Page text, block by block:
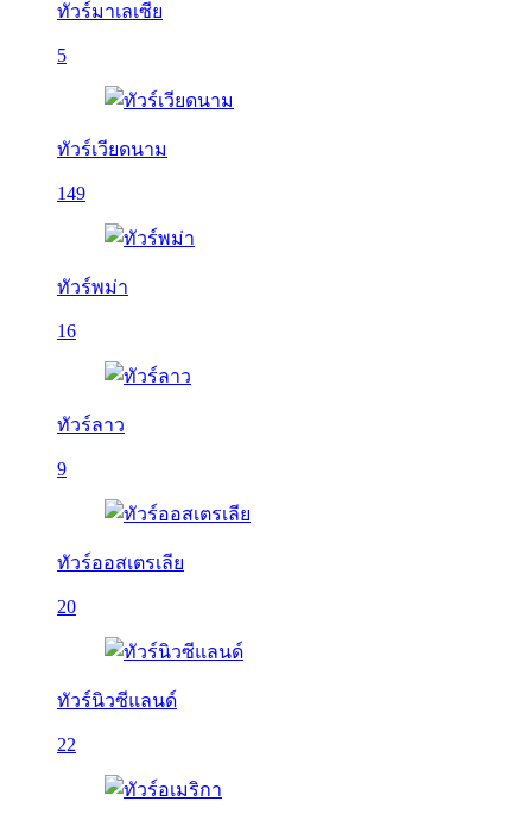
ทัวร์มาเลเซีย
5
ทัวร์เวียดนาม
149
ทัวร์พม่า
16
ทัวร์ลาว
9
ทัวร์ออสเตรเลีย
20
ทัวร์นิวซีแลนด์
22